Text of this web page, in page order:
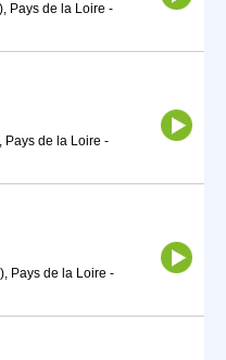
Pays de la Loire -
Pays de la Loire -
Pays de la Loire -